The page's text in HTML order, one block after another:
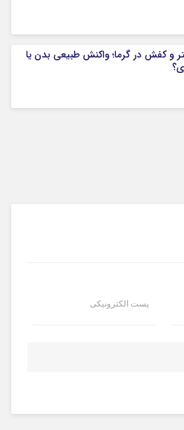
و کفش در گرما؛ واکنش طبیعی بدن یا
پست الکترونیکی